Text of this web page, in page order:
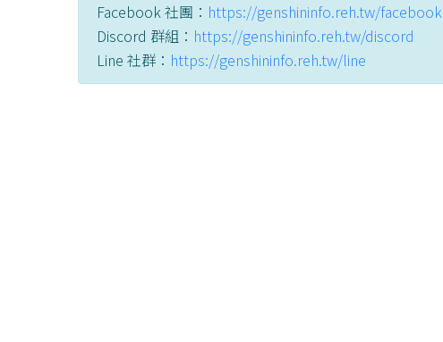
Facebook 社團： https://genshininfo.reh.tw/facebook
Discord 群組： https://genshininfo.reh.tw/discord
Line 社群： https://genshininfo.reh.tw/line